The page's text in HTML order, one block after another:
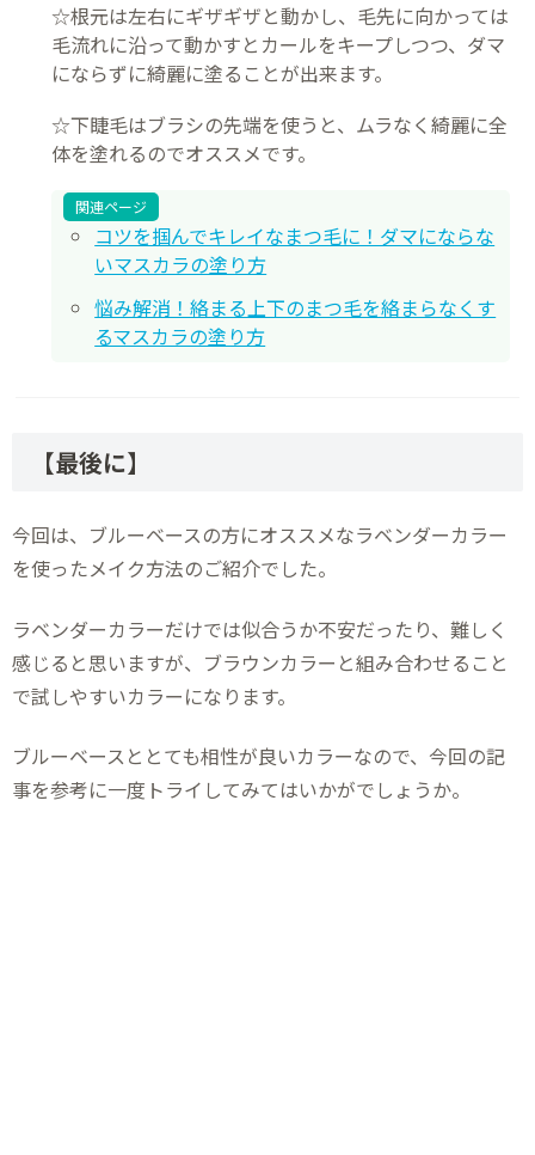
☆根元は左右にギザギザと動かし、毛先に向かっては
毛流れに沿って動かすとカールをキープしつつ、ダマ
にならずに綺麗に塗ることが出来ます。
☆下睫毛はブラシの先端を使うと、ムラなく綺麗に全
体を塗れるのでオススメです。
関連ページ
コツを掴んでキレイなまつ毛に！ダマにならな
いマスカラの塗り方
悩み解消！絡まる上下のまつ毛を絡まらなくす
るマスカラの塗り方
【最後に】
今回は、ブルーベースの方にオススメなラベンダーカラー
を使ったメイク方法のご紹介でした。
ラベンダーカラーだけでは似合うか不安だったり、難しく
感じると思いますが、ブラウンカラーと組み合わせること
で試しやすいカラーになります。
ブルーベースととても相性が良いカラーなので、今回の記
事を参考に一度トライしてみてはいかがでしょうか。